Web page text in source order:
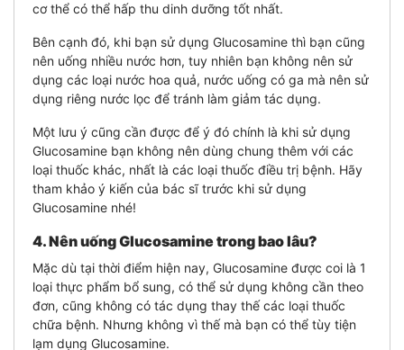
cơ thể có thể hấp thu dinh dưỡng tốt nhất.
Bên cạnh đó, khi bạn sử dụng Glucosamine thì bạn cũng
nên uống nhiều nước hơn, tuy nhiên bạn không nên sử
dụng các loại nước hoa quả, nước uống có ga mà nên sử
dụng riêng nước lọc để tránh làm giảm tác dụng.
Một lưu ý cũng cần được để ý đó chính là khi sử dụng
Glucosamine bạn không nên dùng chung thêm với các
loại thuốc khác, nhất là các loại thuốc điều trị bệnh. Hãy
tham khảo ý kiến của bác sĩ trước khi sử dụng
Glucosamine nhé!
4. Nên uống Glucosamine trong bao lâu?
Mặc dù tại thời điểm hiện nay, Glucosamine được coi là 1
loại thực phẩm bổ sung, có thể sử dụng không cần theo
đơn, cũng không có tác dụng thay thế các loại thuốc
chữa bệnh. Nhưng không vì thế mà bạn có thể tùy tiện
lạm dụng Glucosamine.